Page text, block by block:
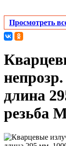
Просмотреть
длина
резьба